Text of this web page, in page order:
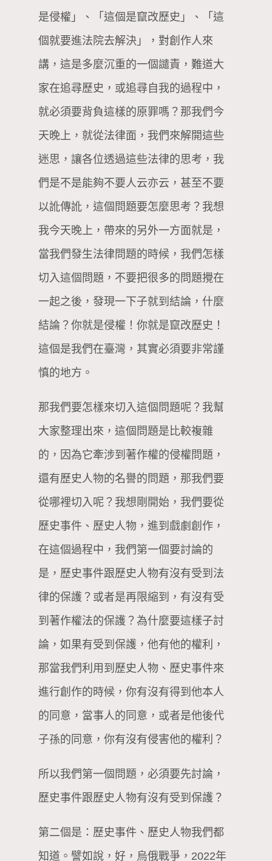
是侵權」、「這個是竄改歷史」、「這
個就要進法院去解決」，對創作人來
講，這是多麼沉重的一個譴責，難道大
家在追尋歷史，或追尋自我的過程中，
就必須要背負這樣的原罪嗎？那我們今
天晚上，就從法律面，我們來解開這些
迷思，讓各位透過這些法律的思考，我
們是不是能夠不要人云亦云，甚至不要
以訛傳訛，這個問題要怎麼思考？我想
我今天晚上，帶來的另外一方面就是，
當我們發生法律問題的時候，我們怎樣
切入這個問題，不要把很多的問題攪在
一起之後，發現一下子就到結論，什麼
結論？你就是侵權！你就是竄改歷史！
這個是我們在臺灣，其實必須要非常謹
慎的地方。
那我們要怎樣來切入這個問題呢？我幫
大家整理出來，這個問題是比較複雜
的，因為它牽涉到著作權的侵權問題，
還有歷史人物的名譽的問題，那我們要
從哪裡切入呢？我想剛開始，我們要從
歷史事件、歷史人物，進到戲劇創作，
在這個過程中，我們第一個要討論的
是，歷史事件跟歷史人物有沒有受到法
律的保護？或者是再限縮到，有沒有受
到著作權法的保護？為什麼要這樣子討
論，如果有受到保護，他有他的權利，
那當我們利用到歷史人物、歷史事件來
進行創作的時候，你有沒有得到他本人
的同意，當事人的同意，或者是他後代
子孫的同意，你有沒有侵害他的權利？
所以我們第一個問題，必須要先討論，
歷史事件跟歷史人物有沒有受到保護？
第二個是：歷史事件、歷史人物我們都
知道。譬如說，好，烏俄戰爭，2022年